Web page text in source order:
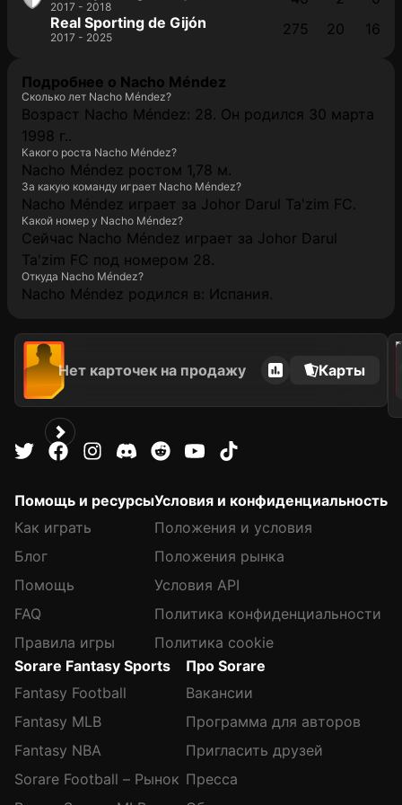
2017 - 2018
Real Sporting de Gijón
2017 - 2025 275 20 16
Подробнее о Nacho Méndez
Сколько лет Nacho Méndez?
Возраст Nacho Méndez: 28. Он родился 30 марта
1998 г..
Какого роста Nacho Méndez?
Nacho Méndez ростом 1,78 м.
За какую команду играет Nacho Méndez?
Nacho Méndez играет за Johor Darul Ta'zim FC.
Какой номер у Nacho Méndez?
Сейчас Nacho Méndez играет за Johor Darul
Ta'zim FC под номером 28.
Откуда Nacho Méndez?
Nacho Méndez родился в: Испания.
Нет карточек на продажу Карты
2022
Помощь и ресурсы
Как играть
Блог
Помощь
FAQ
Правила игры
Условия и конфиденциальность
Положения и условия
Положения рынка
Условия API
Политика конфиденциальности
Политика cookie
Sorare Fantasy Sports
Fantasy Football
Fantasy MLB
Fantasy NBA
Sorare Football – Рынок
Про Sorare
Вакансии
Программа для авторов
Пригласить друзей
Пресса